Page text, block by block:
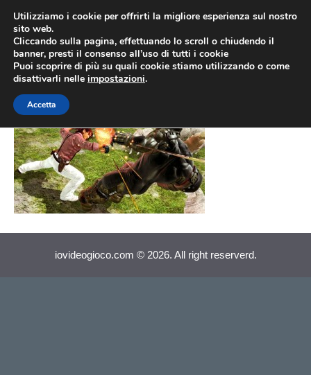
contenuto
tekken 6
iovideogioco.com © 2026. All right reserverd.
Utilizziamo i cookie per offrirti la migliore esperienza sul nostro
sito web.
Cliccando sulla pagina, effettuando lo scroll o chiudendo il
banner, presti il consenso all’uso di tutti i cookie
Puoi scoprire di più su quali cookie stiamo utilizzando o come
disattivarli nelle impostazioni.
Accetta